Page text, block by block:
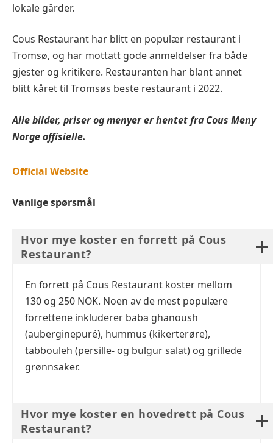
lokale gårder.
Cous Restaurant har blitt en populær restaurant i
Tromsø, og har mottatt gode anmeldelser fra både
gjester og kritikere. Restauranten har blant annet
blitt kåret til Tromsøs beste restaurant i 2022.
Alle bilder, priser og menyer er hentet fra Cous Meny
Norge offisielle.
Official Website
Vanlige spørsmål
Hvor mye koster en forrett på Cous
Restaurant?
En forrett på Cous Restaurant koster mellom
130 og 250 NOK. Noen av de mest populære
forrettene inkluderer baba ghanoush
(auberginepuré), hummus (kikerterøre),
tabbouleh (persille- og bulgur salat) og grillede
grønnsaker.
Hvor mye koster en hovedrett på Cous
Restaurant?